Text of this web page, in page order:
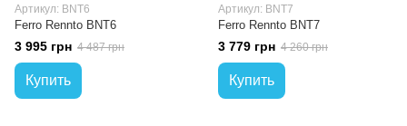
Артикул: BNT6
Ferro Rennto BNT6
3 995 грн 4 487 грн
Купить
Артикул: BNT7
Ferro Rennto BNT7
3 779 грн 4 260 грн
Купить